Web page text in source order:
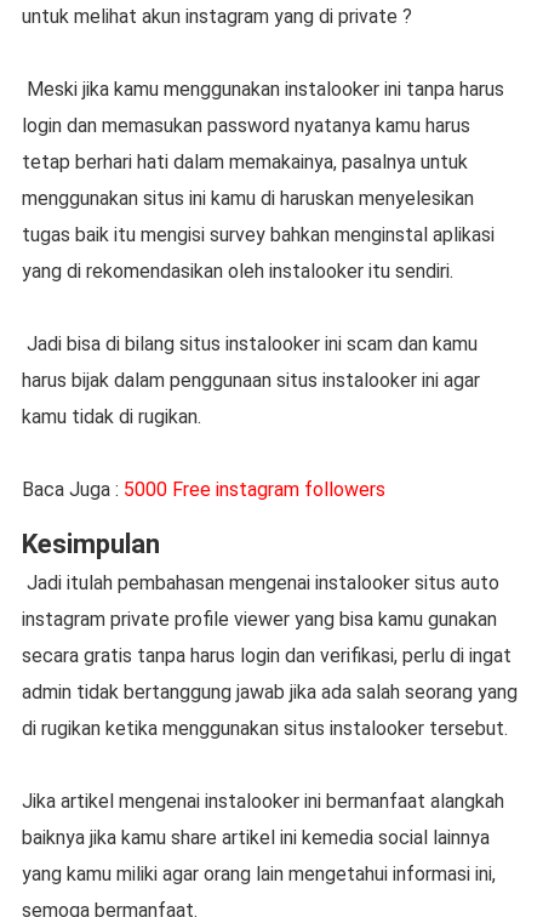
untuk melihat akun instagram yang di private ?
Meski jika kamu menggunakan instalooker ini tanpa harus
login dan memasukan password nyatanya kamu harus
tetap berhari hati dalam memakainya, pasalnya untuk
menggunakan situs ini kamu di haruskan menyelesikan
tugas baik itu mengisi survey bahkan menginstal aplikasi
yang di rekomendasikan oleh instalooker itu sendiri.
Jadi bisa di bilang situs instalooker ini scam dan kamu
harus bijak dalam penggunaan situs instalooker ini agar
kamu tidak di rugikan.
Baca Juga : 5000 Free instagram followers
Kesimpulan
Jadi itulah pembahasan mengenai instalooker situs auto
instagram private profile viewer yang bisa kamu gunakan
secara gratis tanpa harus login dan verifikasi, perlu di ingat
admin tidak bertanggung jawab jika ada salah seorang yang
di rugikan ketika menggunakan situs instalooker tersebut.
Jika artikel mengenai instalooker ini bermanfaat alangkah
baiknya jika kamu share artikel ini kemedia social lainnya
yang kamu miliki agar orang lain mengetahui informasi ini,
semoga bermanfaat.